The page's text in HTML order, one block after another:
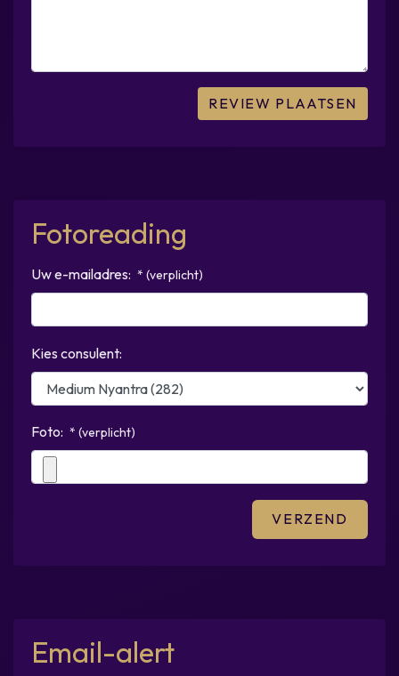
Fotoreading
Uw e-mailadres: * (verplicht)
Kies consulent:
Foto: * (verplicht)
Email-alert